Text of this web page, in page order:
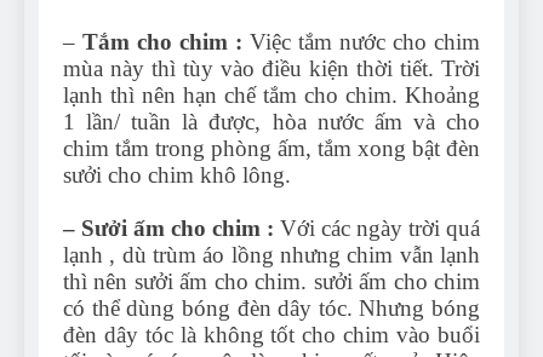
– Tắm cho chim : Việc tắm nước cho chim
mùa này thì tùy vào điều kiện thời tiết. Trời
lạnh thì nên hạn chế tắm cho chim. Khoảng
1 lần/ tuần là được, hòa nước ấm và cho
chim tắm trong phòng ấm, tắm xong bật đèn
sưởi cho chim khô lông.
– Sưởi ấm cho chim : Với các ngày trời quá
lạnh , dù trùm áo lồng nhưng chim vẫn lạnh
thì nên sưởi ấm cho chim. sưởi ấm cho chim
có thể dùng bóng đèn dây tóc. Nhưng bóng
đèn dây tóc là không tốt cho chim vào buổi